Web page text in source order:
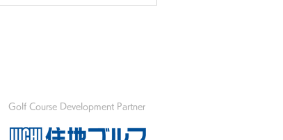
Golf Course Development Partner